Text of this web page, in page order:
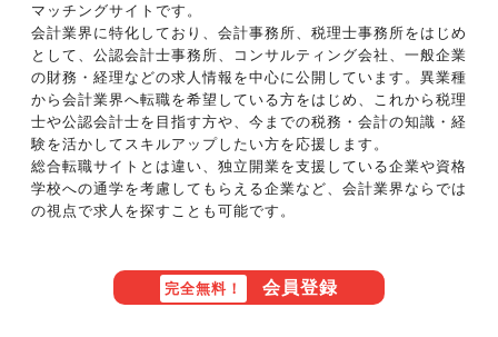
マッチングサイトです。
会計業界に特化しており、会計事務所、税理士事務所をはじめ
として、公認会計士事務所、コンサルティング会社、一般企業
の財務・経理などの求人情報を中心に公開しています。異業種
から会計業界へ転職を希望している方をはじめ、これから税理
士や公認会計士を目指す方や、今までの税務・会計の知識・経
験を活かしてスキルアップしたい方を応援します。
総合転職サイトとは違い、独立開業を支援している企業や資格
学校への通学を考慮してもらえる企業など、会計業界ならでは
の視点で求人を探すことも可能です。
完全無料！ 会員登録